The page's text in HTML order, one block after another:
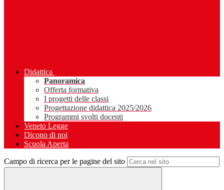
Didattica
Panoramica
Offerta formativa
I progetti delle classi
Progettazione didattica 2025/2026
Programmi svolti docenti
Veneto Legge
Dicono di noi
Scuola Aperta
Campo di ricerca per le pagine del sito